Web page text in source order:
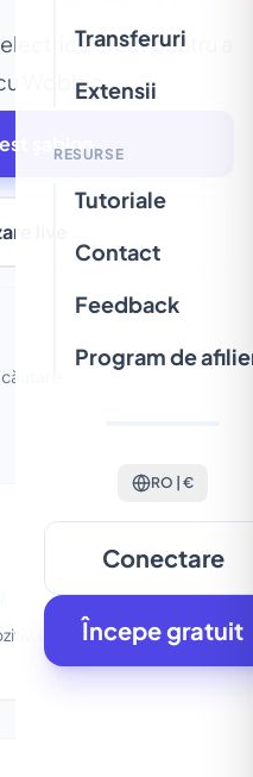
Transferuri
Extensii
RESURSE
Tutoriale
Contact
Feedback
Program de
RO | €
Conectare
Începe gratuit
creat pentru a
Wobbio.
șablon
live
de la telefonul mobil